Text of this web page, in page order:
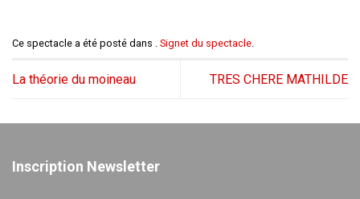
Ce spectacle a été posté dans . Signet du spectacle
La théorie du moineau TRES CHERE MATHILDE
Inscription Newsletter